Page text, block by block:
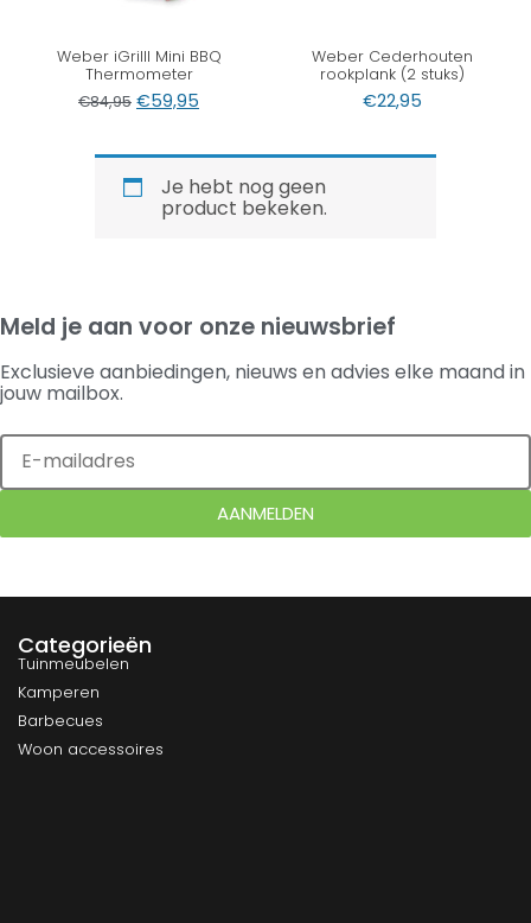
Weber iGrilll Mini BBQ
Thermometer
€84,95 €59,95
Weber Cederhouten
rookplank (2 stuks)
€22,95
Je hebt nog geen
product bekeken.
Meld je aan voor onze nieuwsbrief
Exclusieve aanbiedingen, nieuws en advies elke maand in
jouw mailbox.
AANMELDEN
Categorieën
Tuinmeubelen
Kamperen
Barbecues
Woon accessoires